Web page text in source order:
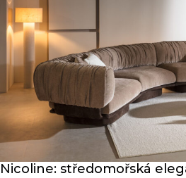
Nicoline: středomořská